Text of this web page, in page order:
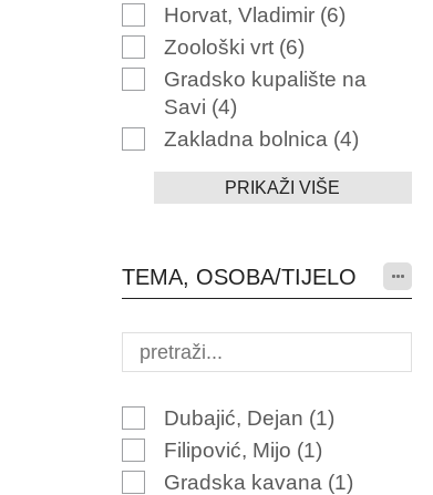
Horvat, Vladimir (6)
Zoološki vrt (6)
Gradsko kupalište na
Savi (4)
Zakladna bolnica (4)
PRIKAŽI VIŠE
TEMA, OSOBA/TIJELO
Dubajić, Dejan (1)
Filipović, Mijo (1)
Gradska kavana (1)